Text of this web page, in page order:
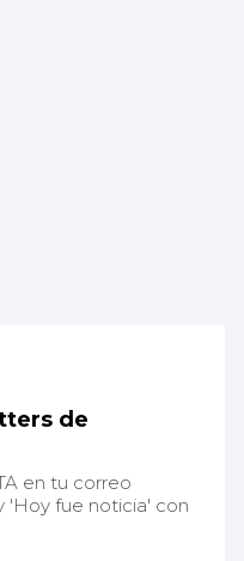
de
en tu correo
'Hoy fue noticia' con